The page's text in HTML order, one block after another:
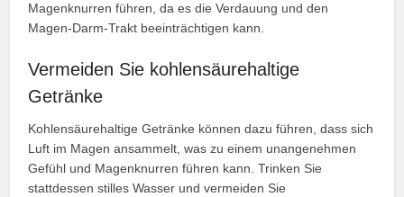
Magenknurren führen, da es die Verdauung und den
Magen-Darm-Trakt beeinträchtigen kann.
Vermeiden Sie kohlensäurehaltige
Getränke
Kohlensäurehaltige Getränke können dazu führen, dass sich
Luft im Magen ansammelt, was zu einem unangenehmen
Gefühl und Magenknurren führen kann. Trinken Sie
stattdessen stilles Wasser und vermeiden Sie